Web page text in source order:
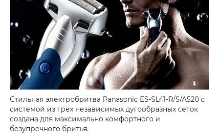
Стильная электробритва Panasonic ES-SL41-R/S/A520 с
системой из трех независимых дугообразных сеток
создана для максимально комфортного и
безупречного бритья.